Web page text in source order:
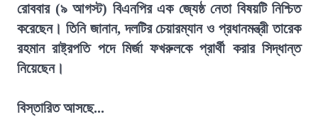
রোববার (৯ আগস্ট) বিএনপির এক জ্যেষ্ঠ নেতা বিষয়টি নিশ্চিত
করেছেন। তিনি জানান, দলটির চেয়ারম্যান ও প্রধানমন্ত্রী তারেক
রহমান রাষ্ট্রপতি পদে মির্জা ফখরুলকে প্রার্থী করার সিদ্ধান্ত
নিয়েছেন।
বিস্তারিত আসছে...